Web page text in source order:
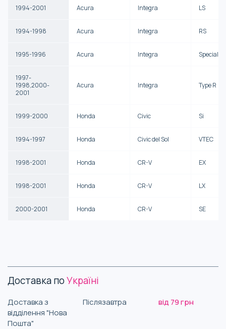
1994-2001 Acura Integra LS
1994-1998 Acura Integra RS
1995-1996 Acura Integra Special
1997-
1998,2000-
2001
Acura Integra Type R
1999-2000 Honda Civic Si
1994-1997 Honda Civic del Sol VTEC
1998-2001 Honda CR-V EX
1998-2001 Honda CR-V LX
2000-2001 Honda CR-V SE
Доставка поУкраїні
Доставка з
відділення "Нова
Пошта"
Післязавтра від 79 грн